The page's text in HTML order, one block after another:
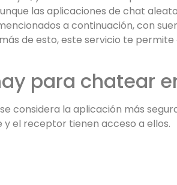
las aplicaciones de chat
a continuación, con
de esto, este servicio te
para chatear
considera la aplicación más
y el receptor tienen acceso a ellos.